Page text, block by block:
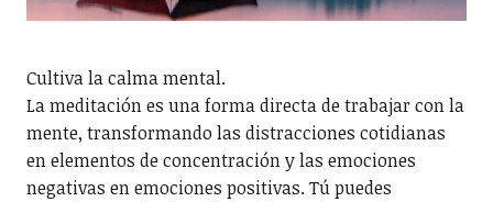
Cultiva la calma mental.
La meditación es una forma directa de trabajar con la
mente, transformando las distracciones cotidianas
en elementos de concentración y las emociones
negativas en emociones positivas. Tú puedes